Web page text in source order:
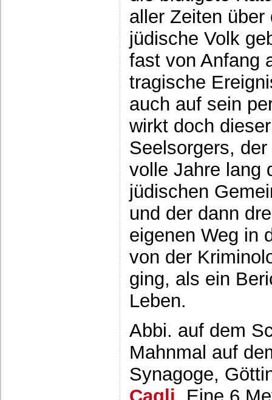
aller Zeiten über
jüdische Volk
fast von Anfang
tragische
auch auf sein
wirkt doch
Seelsorgers,
volle Jahre lang
jüdischen
und der dann
eigenen Weg in
von der
ging, als ein
Leben.
Abbi. auf dem
Mahnmal auf
Synagoge,